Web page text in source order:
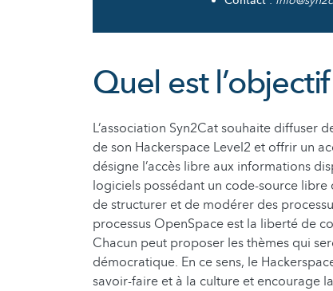
Quel est
L’association Syn2Cat souhaite diffuser
de son Hackerspace Level2 et offrir un
désigne l’accès libre aux informations
logiciels possédant un code-source libre
de structurer et de modérer des
processus OpenSpace est la liberté de
Chacun peut proposer les thèmes qui
démocratique. En ce sens, le
savoir-faire et à la culture et encourage